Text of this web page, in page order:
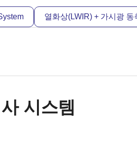
열화상(LWIR) + 가시광 동
시스템